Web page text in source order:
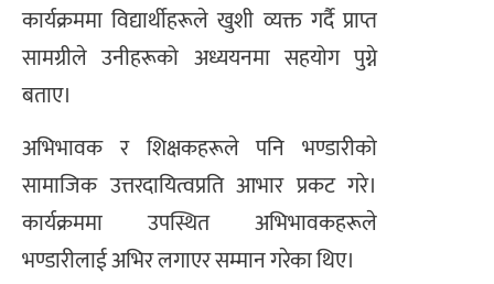
कार्यक्रममा विद्यार्थीहरूले खुशी व्यक्त गर्दै प्राप्त
सामग्रीले उनीहरूको अध्ययनमा सहयोग पुग्ने
बताए।
अभिभावक र शिक्षकहरूले पनि भण्डारीको
सामाजिक उत्तरदायित्वप्रति आभार प्रकट गरे।
कार्यक्रममा उपस्थित अभिभावकहरूले
भण्डारीलाई अभिर लगाएर सम्मान गरेका थिए।